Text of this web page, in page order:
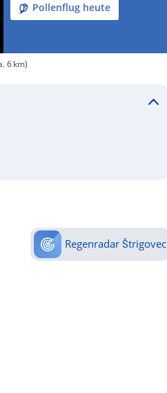
Pollenflug heute
6 km)
Regenradar Štrigovec